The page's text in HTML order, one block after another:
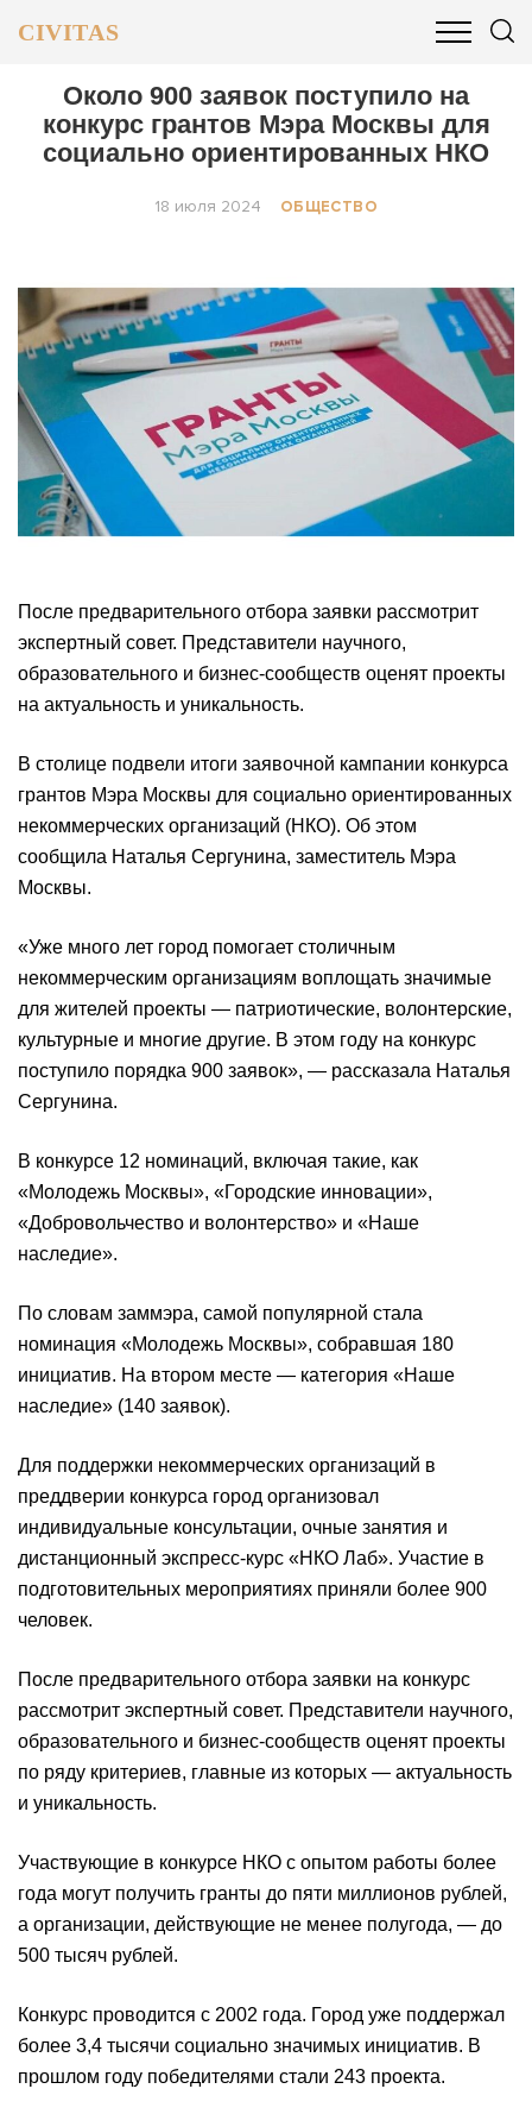
CIVITAS
ОБЩЕСТВО БИЗНЕС И ФИНАНСЫ
Около 900 заявок поступило на
конкурс грантов Мэра Москвы для
социально ориентированных НКО
18 июля 2024 ОБЩЕСТВО
После предварительного отбора заявки рассмотрит
экспертный совет. Представители научного,
образовательного и бизнес-сообществ оценят проекты
на актуальность и уникальность.
В столице подвели итоги заявочной кампании конкурса
грантов Мэра Москвы для социально ориентированных
некоммерческих организаций (НКО). Об этом
сообщила Наталья Сергунина, заместитель Мэра
Москвы.
«Уже много лет город помогает столичным
некоммерческим организациям воплощать значимые
для жителей проекты — патриотические, волонтерские,
культурные и многие другие. В этом году на конкурс
поступило порядка 900 заявок», — рассказала Наталья
Сергунина.
В конкурсе 12 номинаций, включая такие, как
«Молодежь Москвы», «Городские инновации»,
«Добровольчество и волонтерство» и «Наше
наследие».
По словам заммэра, самой популярной стала
номинация «Молодежь Москвы», собравшая 180
инициатив. На втором месте — категория «Наше
наследие» (140 заявок).
Для поддержки некоммерческих организаций в
преддверии конкурса город организовал
индивидуальные консультации, очные занятия и
дистанционный экспресс-курс «НКО Лаб». Участие в
подготовительных мероприятиях приняли более 900
человек.
После предварительного отбора заявки на конкурс
рассмотрит экспертный совет. Представители научного,
образовательного и бизнес-сообществ оценят проекты
по ряду критериев, главные из которых — актуальность
и уникальность.
Участвующие в конкурсе НКО с опытом работы более
года могут получить гранты до пяти миллионов рублей,
а организации, действующие не менее полугода, — до
500 тысяч рублей.
Конкурс проводится с 2002 года. Город уже поддержал
более 3,4 тысячи социально значимых инициатив. В
прошлом году победителями стали 243 проекта.